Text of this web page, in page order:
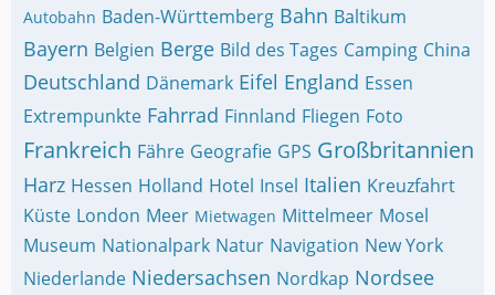
Autobahn Baden-Württemberg Bahn Baltikum
Bayern Belgien Berge Bild des Tages Camping China
Deutschland Dänemark Eifel England Essen
Extrempunkte Fahrrad Finnland Fliegen Foto
Frankreich Fähre Geografie GPS Großbritannien
Harz Hessen Holland Hotel Insel Italien Kreuzfahrt
Küste London Meer Mietwagen Mittelmeer Mosel
Museum Nationalpark Natur Navigation New York
Niederlande Niedersachsen Nordkap Nordsee